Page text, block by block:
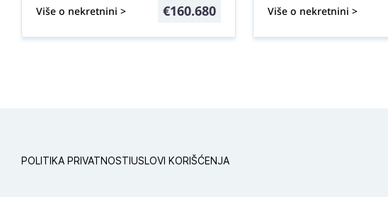
Više o nekretnini > €160.680 Više o nekretnini >
POLITIKA PRIVATNOSTIUSLOVI KORIŠĆENJA